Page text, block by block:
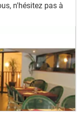
n'hésitez pas à